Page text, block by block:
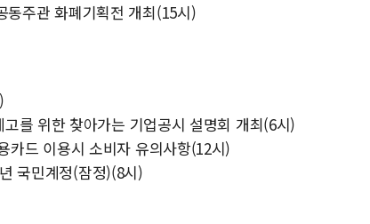
주관 화폐기획전 개최(15시)
를 위한 찾아가는 기업공시 설명회 개최(6시)
카드 이용시 소비자 유의사항(12시)
국민계정(잠정)(8시)